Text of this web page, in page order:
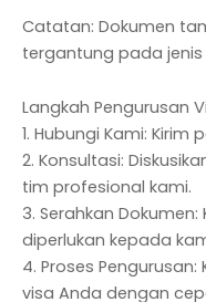
Catatan: Dokumen
tergantung pada jenis
Langkah Pengurusan
1. Hubungi Kami:
2. Konsultasi:
tim profesional kami.
3. Serahkan
diperlukan kepada
4. Proses
visa Anda dengan